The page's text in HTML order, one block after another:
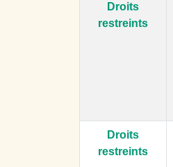
Droits
restreints
Droits
restreints